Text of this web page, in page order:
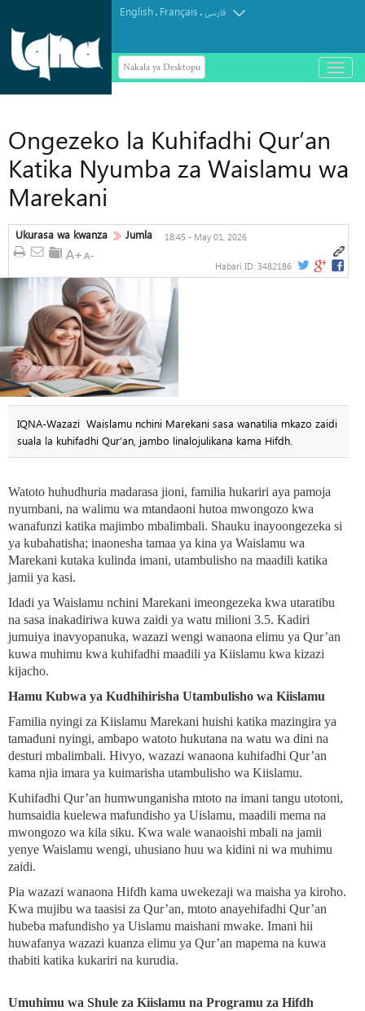
English. Français.فارسی
Nakala ya Desktopu
باز
و
Ongezeko la Kuhifadhi Qur’an
Katika Nyumba za Waislamu wa
Marekani
Ukurasa wa kwanza Jumla 18:45 - May 01, 2026
Habari ID: 3482186
IQNA-Wazazi Waislamu nchini Marekani sasa wanatilia mkazo zaidi
suala la kuhifadhi Qur’an, jambo linalojulikana kama Hifdh.
Watoto huhudhuria madarasa jioni, familia hukariri aya pamoja
nyumbani, na walimu wa mtandaoni hutoa mwongozo kwa
wanafunzi katika majimbo mbalimbali. Shauku inayoongezeka si
ya kubahatisha; inaonesha tamaa ya kina ya Waislamu wa
Marekani kutaka kulinda imani, utambulisho na maadili katika
jamii ya kasi.
Idadi ya Waislamu nchini Marekani imeongezeka kwa utaratibu
na sasa inakadiriwa kuwa zaidi ya watu milioni 3.5. Kadiri
jumuiya inavyopanuka, wazazi wengi wanaona elimu ya Qur’an
kuwa muhimu kwa kuhifadhi maadili ya Kiislamu kwa kizazi
kijacho.
Hamu Kubwa ya Kudhihirisha Utambulisho wa Kiislamu
Familia nyingi za Kiislamu Marekani huishi katika mazingira ya
tamaduni nyingi, ambapo watoto hukutana na watu wa dini na
desturi mbalimbali. Hivyo, wazazi wanaona kuhifadhi Qur’an
kama njia imara ya kuimarisha utambulisho wa Kiislamu.
Kuhifadhi Qur’an humwunganisha mtoto na imani tangu utotoni,
humsaidia kuelewa mafundisho ya Uislamu, maadili mema na
mwongozo wa kila siku. Kwa wale wanaoishi mbali na jamii
yenye Waislamu wengi, uhusiano huu wa kidini ni wa muhimu
zaidi.
Pia wazazi wanaona Hifdh kama uwekezaji wa maisha ya kiroho.
Kwa mujibu wa taasisi za Qur’an, mtoto anayehifadhi Qur’an
hubeba mafundisho ya Uislamu maishani mwake. Imani hii
huwafanya wazazi kuanza elimu ya Qur’an mapema na kuwa
thabiti katika kukariri na kurudia.
Umuhimu wa Shule za Kiislamu na Programu za Hifdh